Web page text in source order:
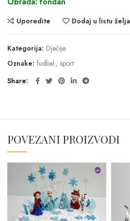
Uporedite Dodaj u listu želja
Kategorija: Dječije
Oznake: fudbal , sport
Share
POVEZANI PROIZVODI